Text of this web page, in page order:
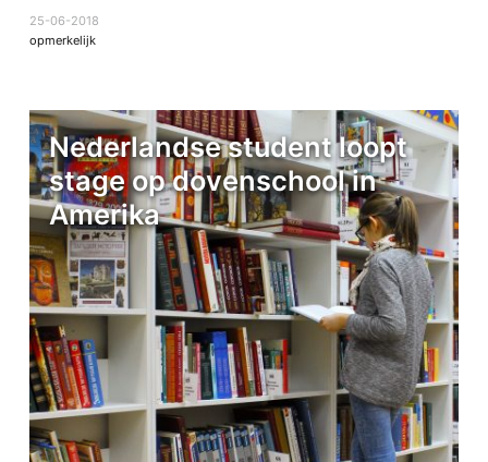
25-06-2018
opmerkelijk
Nederlandse student loopt
stage op dovenschool in
Amerika